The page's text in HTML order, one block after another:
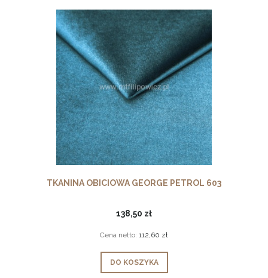
TKANINA OBICIOWA GEORGE PETROL 603
138,50 zł
Cena netto: 112,60 zł
DO KOSZYKA